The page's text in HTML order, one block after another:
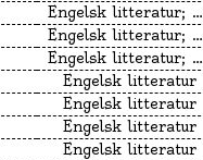
Engelsk litteratur; Manga
Engelsk litteratur; Manga
Engelsk litteratur; Manga
Engelsk litteratur
Engelsk litteratur
Engelsk litteratur
Engelsk litteratur